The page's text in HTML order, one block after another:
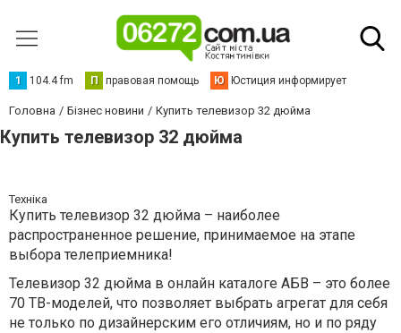
1 104.4 fm П правовая помощь Ю Юстиция информирует
Головна Бізнес новини Купить телевизор 32 дюйма
Купить телевизор 32 дюйма
Техніка
Купить телевизор 32 дюйма – наиболее
распространенное решение, принимаемое на этапе
выбора телеприемника!
Телевизор 32 дюйма в онлайн каталоге АБВ – это более
70 ТВ-моделей, что позволяет выбрать агрегат для себя
не только по дизайнерским его отличиям, но и по ряду